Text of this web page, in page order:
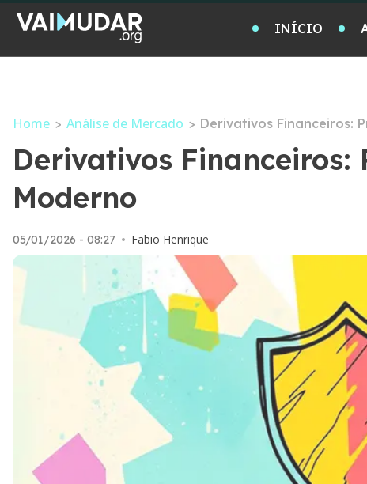
INÍCIO
Home > Análise de Mercado > Derivativos Financeiros:
Derivativos Financeiros:
Moderno
05/01/2026 - 08:27 • Fabio Henrique